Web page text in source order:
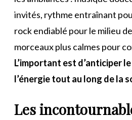
invités, rythme entraînant
rock endiablé pour le milieu
morceaux plus calmes pour
L’important est d’anticiper
l’énergie tout au long de la
Les